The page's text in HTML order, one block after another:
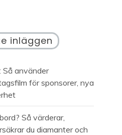
inläggen
Så använder
för sponsorer, nya
Så värderar,
du diamanter och